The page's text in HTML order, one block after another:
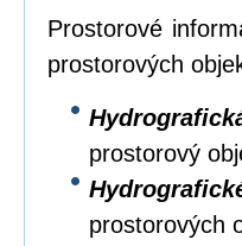
Prostorové
prostorových
prostorový
prostorových